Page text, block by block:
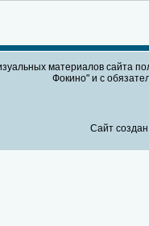
материалов сайта
Фокино" и с
Сайт